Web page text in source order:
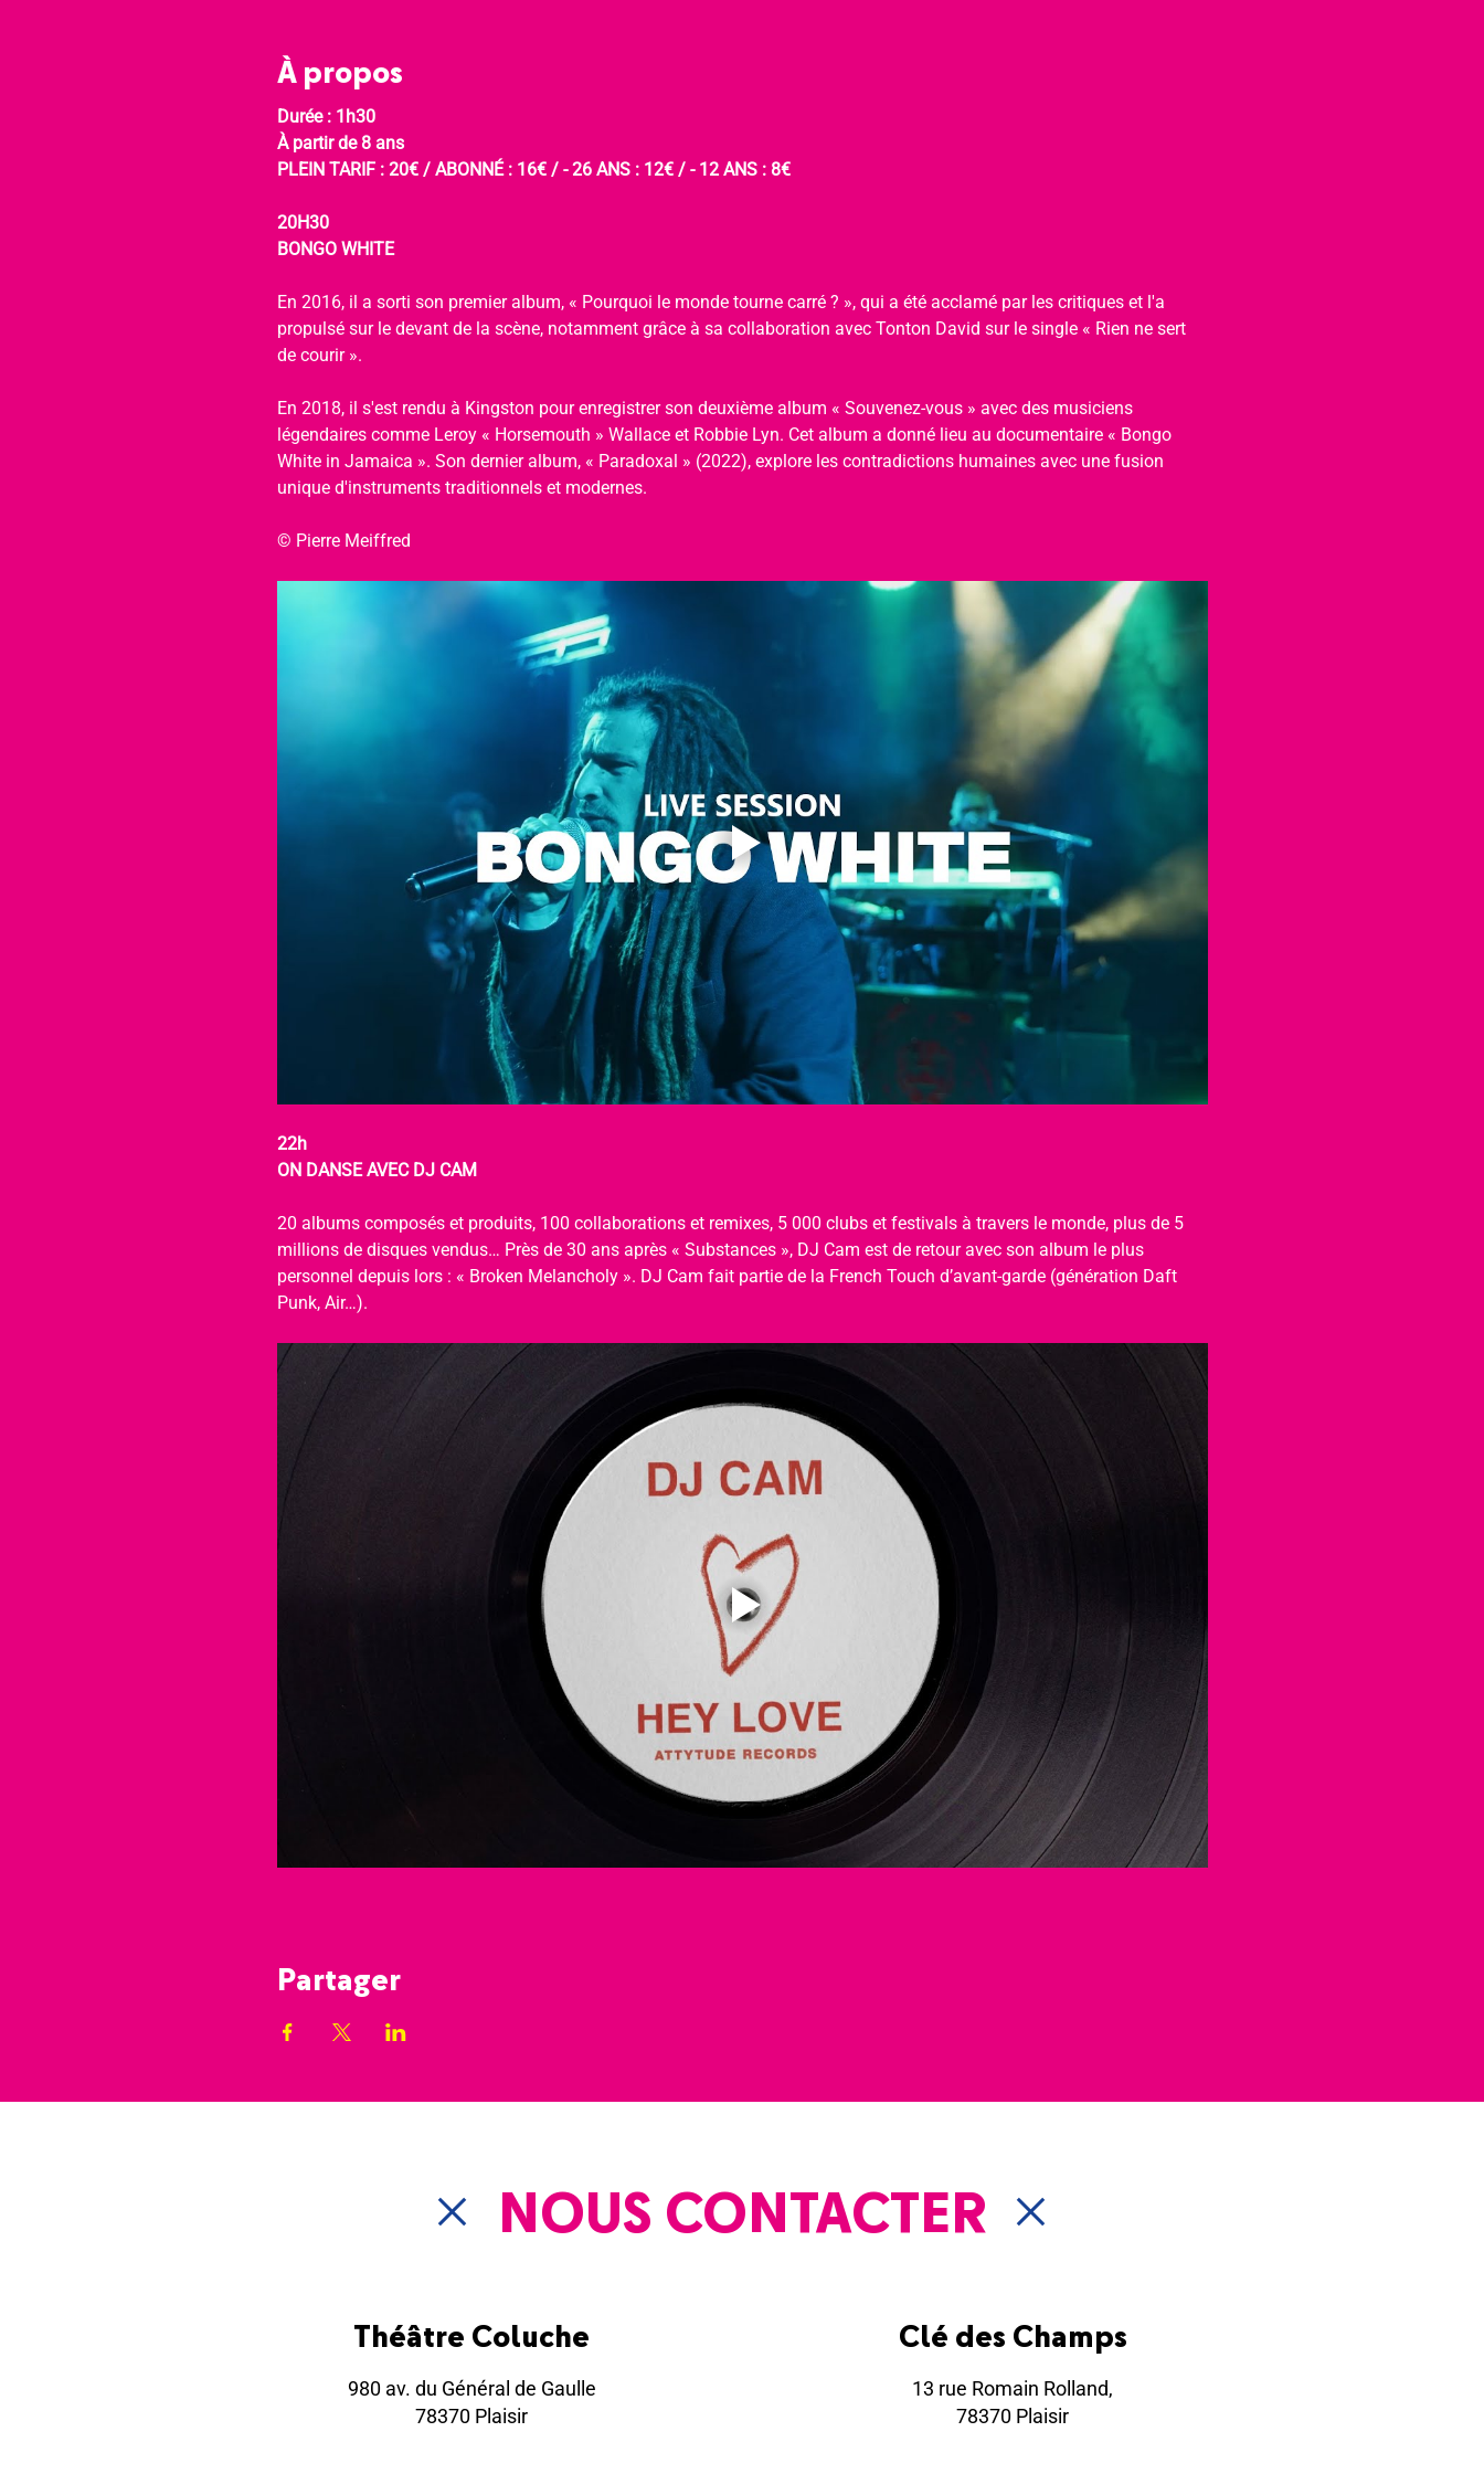
À propos
Durée : 1h30
À partir de 8 ans
PLEIN TARIF : 20€ / ABONNÉ : 16€ / - 26 ANS : 12€ / - 12 ANS : 8€
20H30
BONGO WHITE
En 2016, il a sorti son premier album, « Pourquoi le monde tourne carré ? », qui a été acclamé par les critiques et l'a
propulsé sur le devant de la scène, notamment grâce à sa collaboration avec Tonton David sur le single « Rien ne sert
de courir ».
En 2018, il s'est rendu à Kingston pour enregistrer son deuxième album « Souvenez-vous » avec des musiciens
légendaires comme Leroy « Horsemouth » Wallace et Robbie Lyn. Cet album a donné lieu au documentaire « Bongo
White in Jamaica ». Son dernier album, « Paradoxal » (2022), explore les contradictions humaines avec une fusion
unique d'instruments traditionnels et modernes.
© Pierre Meiffred
22h
ON DANSE AVEC DJ CAM
20 albums composés et produits, 100 collaborations et remixes, 5 000 clubs et festivals à travers le monde, plus de 5
millions de disques vendus… Près de 30 ans après « Substances », DJ Cam est de retour avec son album le plus
personnel depuis lors : « Broken Melancholy ». DJ Cam fait partie de la French Touch d’avant-garde (génération Daft
Punk, Air…).
Partager
NOUS CONTACTER
Théâtre Coluche
980 av. du Général de Gaulle
78370 Plaisir
Clé des Champs
13 rue Romain Rolland,
78370 Plaisir